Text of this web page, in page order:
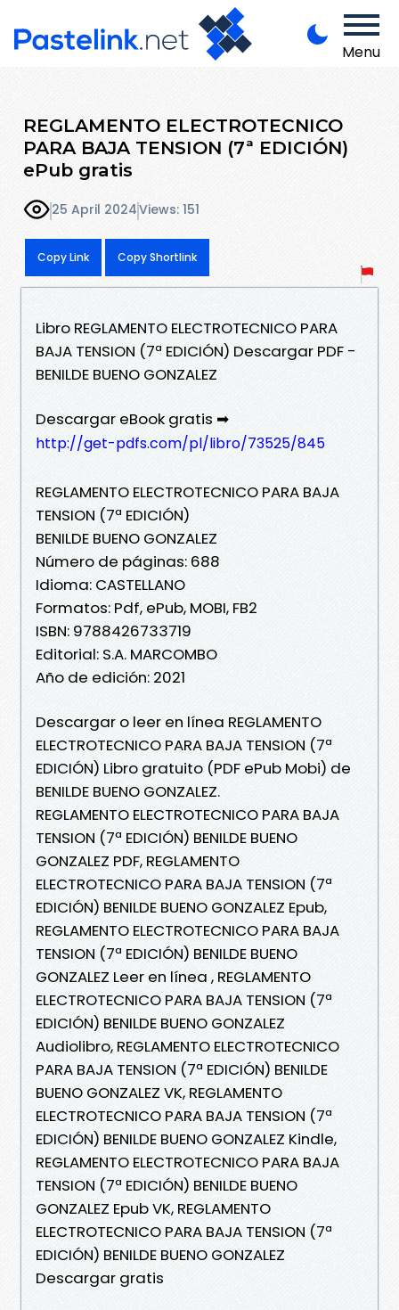
Menu
REGLAMENTO ELECTROTECNICO
PARA BAJA TENSION (7ª EDICIÓN)
ePub gratis
25 April 2024Views: 151
Copy Link Copy Shortlink
Libro REGLAMENTO ELECTROTECNICO PARA
BAJA TENSION (7ª EDICIÓN) Descargar PDF -
BENILDE BUENO GONZALEZ
Descargar eBook gratis ➡
http://get-pdfs.com/pl/libro/73525/845
REGLAMENTO ELECTROTECNICO PARA BAJA
TENSION (7ª EDICIÓN)
BENILDE BUENO GONZALEZ
Número de páginas: 688
Idioma: CASTELLANO
Formatos: Pdf, ePub, MOBI, FB2
ISBN: 9788426733719
Editorial: S.A. MARCOMBO
Año de edición: 2021
Descargar o leer en línea REGLAMENTO
ELECTROTECNICO PARA BAJA TENSION (7ª
EDICIÓN) Libro gratuito (PDF ePub Mobi) de
BENILDE BUENO GONZALEZ.
REGLAMENTO ELECTROTECNICO PARA BAJA
TENSION (7ª EDICIÓN) BENILDE BUENO
GONZALEZ PDF, REGLAMENTO
ELECTROTECNICO PARA BAJA TENSION (7ª
EDICIÓN) BENILDE BUENO GONZALEZ Epub,
REGLAMENTO ELECTROTECNICO PARA BAJA
TENSION (7ª EDICIÓN) BENILDE BUENO
GONZALEZ Leer en línea , REGLAMENTO
ELECTROTECNICO PARA BAJA TENSION (7ª
EDICIÓN) BENILDE BUENO GONZALEZ
Audiolibro, REGLAMENTO ELECTROTECNICO
PARA BAJA TENSION (7ª EDICIÓN) BENILDE
BUENO GONZALEZ VK, REGLAMENTO
ELECTROTECNICO PARA BAJA TENSION (7ª
EDICIÓN) BENILDE BUENO GONZALEZ Kindle,
REGLAMENTO ELECTROTECNICO PARA BAJA
TENSION (7ª EDICIÓN) BENILDE BUENO
GONZALEZ Epub VK, REGLAMENTO
ELECTROTECNICO PARA BAJA TENSION (7ª
EDICIÓN) BENILDE BUENO GONZALEZ
Descargar gratis